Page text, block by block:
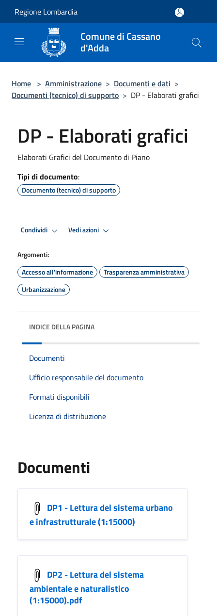
Regione Lombardia
Comune di Cassano
d'Adda
Home > Amministrazione > Documenti e dati >
Documenti (tecnico) di supporto > DP - Elaborati grafici
DP - Elaborati grafici
Elaborati Grafici del Documento di Piano
Tipi di documento:
Documento (tecnico) di supporto
Condividi Vedi azioni
Argomenti:
Accesso all'informazione
Trasparenza amministrativa
Urbanizzazione
INDICE DELLA PAGINA
Documenti
Ufficio responsabile del documento
Formati disponibili
Licenza di distribuzione
Documenti
DP1 - Lettura del sistema urbano
e infrastrutturale (1:15000)
DP2 - Lettura del sistema
ambientale e naturalistico
(1:15000).pdf